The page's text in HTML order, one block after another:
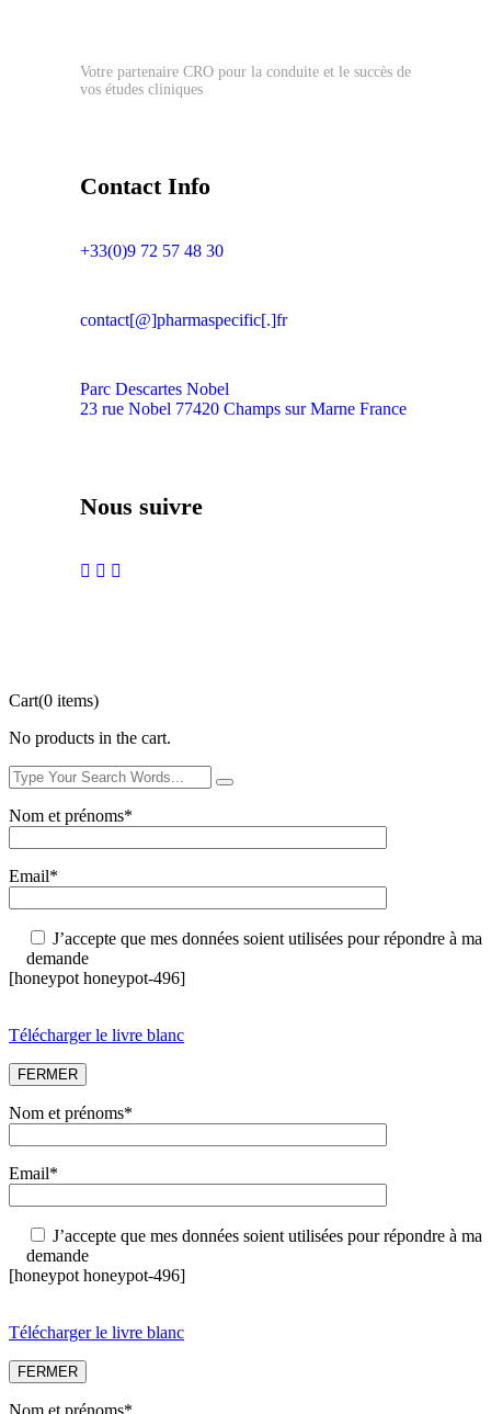
Votre partenaire CRO pour la conduite et le succès de
vos études cliniques
Contact Info
+33(0)9 72 57 48 30
contact[@]pharmaspecific[.]fr
Parc Descartes Nobel
23 rue Nobel 77420 Champs sur Marne France
Nous suivre
Cart(0 items)
No products in the cart.
Nom et prénoms*
Email*
J’accepte que mes données soient utilisées pour répondre à ma
demande
[honeypot honeypot-496]
Télécharger le livre blanc
FERMER
Nom et prénoms*
Email*
J’accepte que mes données soient utilisées pour répondre à ma
demande
[honeypot honeypot-496]
Télécharger le livre blanc
FERMER